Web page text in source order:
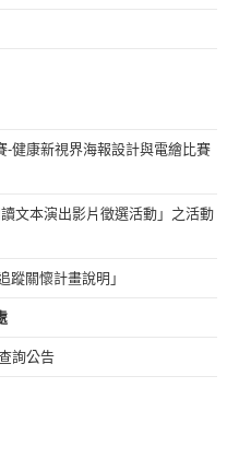
-健康新視界海報設計與電繪比賽
文本演出影片徵選活動」之活動
關懷計畫說明」
詢公告